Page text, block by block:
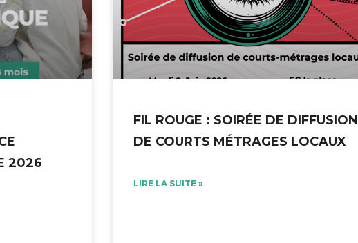
2026
FIL ROUGE : SOIRÉE DE DIFFUSION
DE COURTS MÉTRAGES LOCAUX
LIRE LA SUITE »